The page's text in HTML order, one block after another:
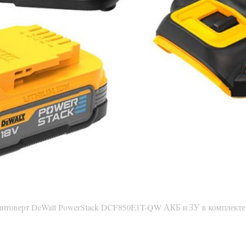
DeWalt PowerStack DCF850E1T-QW АКБ и ЗУ в комплекте